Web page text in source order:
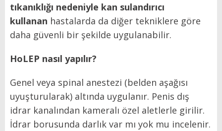
tıkanıklığı nedeniyle kan sulandırıcı
kullanan hastalarda da diğer tekniklere göre
daha güvenli bir şekilde uygulanabilir.
HoLEP nasıl yapılır?
Genel veya spinal anestezi (belden aşağısı
uyuşturularak) altında uygulanır. Penis dış
idrar kanalından kameralı özel aletlerle girilir.
İdrar borusunda darlık var mı yok mu incelenir.